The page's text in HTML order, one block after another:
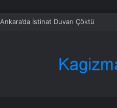
Ankara’da İstinat Duvarı Çöktü